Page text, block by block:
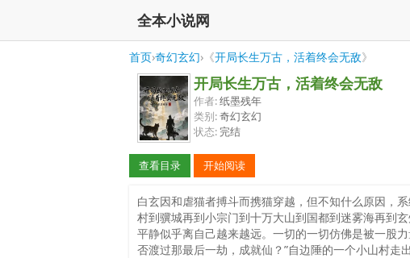
全本小说网
首页›奇幻玄幻›《开局长生万古，活着终会无敌》
开局长生万古，活着终会无敌
作者:纸墨残年
类别:奇幻玄幻
状态: 完结
查看目录 开始阅读
白玄因和虐猫者搏斗而携猫穿越，但不知什么原因，
村到骥城再到小宗门到十万大山到国都到迷雾海再到
平静似乎离自己越来越远。一切的一切仿佛是被一股
否渡过那最后一劫，成就仙？”自边陲的一个小山村